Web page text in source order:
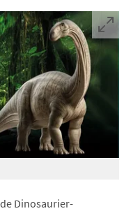
Dinosaurier-